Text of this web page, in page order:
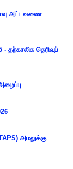
அட்டவணை
- தற்காலிக தெரிவுப்
அமலுக்கு